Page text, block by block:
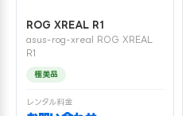
ROG XREAL R1
asus-rog-xreal ROG XREAL
R1
極美品
レンタル料金